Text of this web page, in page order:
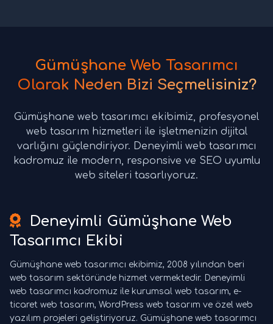
Gümüşhane Web Tasarımcı
Olarak Neden Bizi Seçmelisiniz?
Gümüşhane web tasarımcı ekibimiz, profesyonel
web tasarım hizmetleri ile işletmenizin dijital
varlığını güçlendiriyor. Deneyimli web tasarımcı
kadromuz ile modern, responsive ve SEO uyumlu
web siteleri tasarlıyoruz.
Deneyimli Gümüşhane Web
Tasarımcı Ekibi
Gümüşhane web tasarımcı ekibimiz, 2008 yılından beri
web tasarım sektöründe hizmet vermektedir. Deneyimli
web tasarımcı kadromuz ile kurumsal web tasarım, e-
ticaret web tasarım, WordPress web tasarım ve özel web
yazılım projeleri geliştiriyoruz. Gümüşhane web tasarımcı